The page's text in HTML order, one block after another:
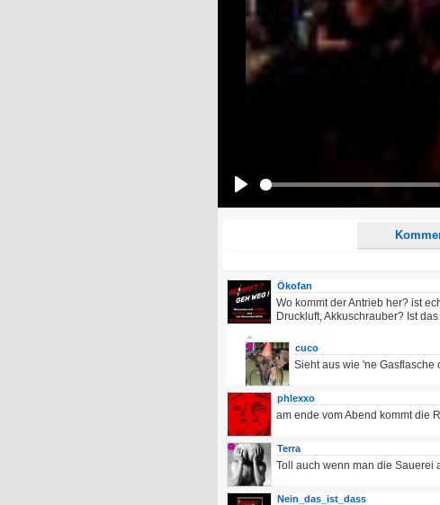
E-Mail-Adresse (optional):
Kommentar:
Alle HTML-Tags außer <br>, <strike> und <i>
Ich möchte eine E-Mail, wenn zu
Ich möchte eine E-Mail, wenn auf
Ökofan
Wo kommt der Antrieb her? ist
Druckluft, Akkuschrauber? Ist
cuco
Sieht aus wie 'ne Gasflasche
phlexxo
am ende vom Abend kommt die
Terra
Toll auch wenn man die Sauerei
Nein_das_ist_dass